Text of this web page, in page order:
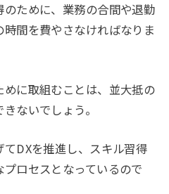
ために、業務の合間や退勤
間を費やさなければなりま
に取組むことは、並大抵の
ないでしょう。
DXを推進し、スキル習得
ロセスとなっているので